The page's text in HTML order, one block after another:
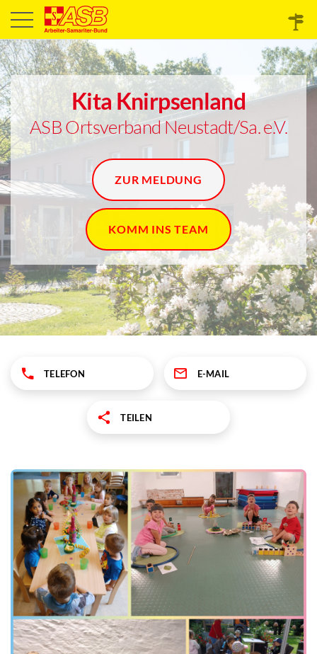
Kita Knirpsenland
ASB Ortsverband Neustadt/Sa. e.V.
ZUR MELDUNG
KOMM INS TEAM
TELEFON E-MAIL
TEILEN